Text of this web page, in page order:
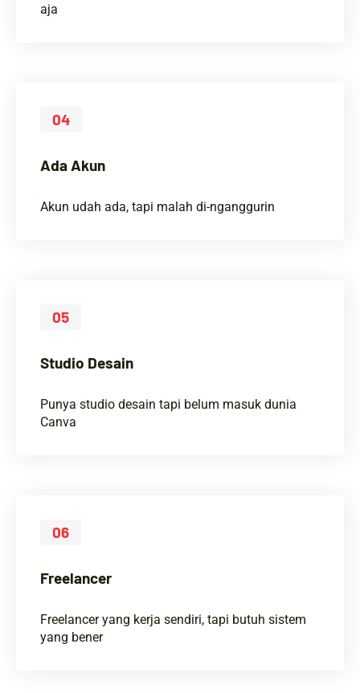
aja
04
Ada Akun
Akun udah ada, tapi malah di-nganggurin
05
Studio Desain
Punya studio desain tapi belum masuk dunia
Canva
06
Freelancer
Freelancer yang kerja sendiri, tapi butuh sistem
yang bener